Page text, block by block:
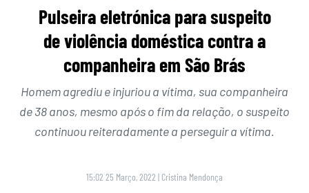
Pulseira eletrónica para suspeito
de violência doméstica contra a
companheira em São Brás
Homem agrediu e injuriou a vítima, sua companheira
de 38 anos, mesmo após o fim da relação, o suspeito
continuou reiteradamente a perseguir a vítima.
15:02 25 Março, 2022 | Cristina Mendonça